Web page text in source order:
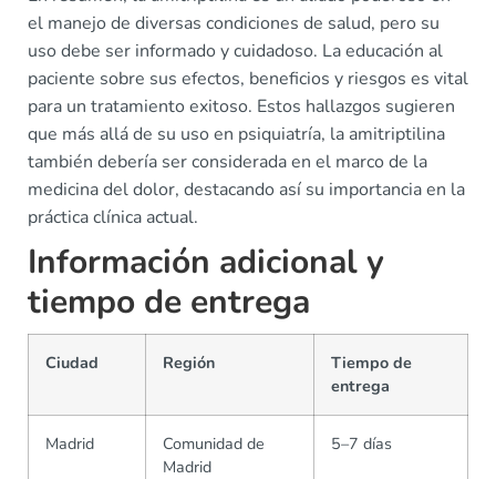
el manejo de diversas condiciones de salud, pero su
uso debe ser informado y cuidadoso. La educación al
paciente sobre sus efectos, beneficios y riesgos es vital
para un tratamiento exitoso. Estos hallazgos sugieren
que más allá de su uso en psiquiatría, la amitriptilina
también debería ser considerada en el marco de la
medicina del dolor, destacando así su importancia en la
práctica clínica actual.
Información adicional y
tiempo de entrega
Ciudad Región
Tiempo de
entrega
Madrid
Comunidad de
Madrid
5–7 días